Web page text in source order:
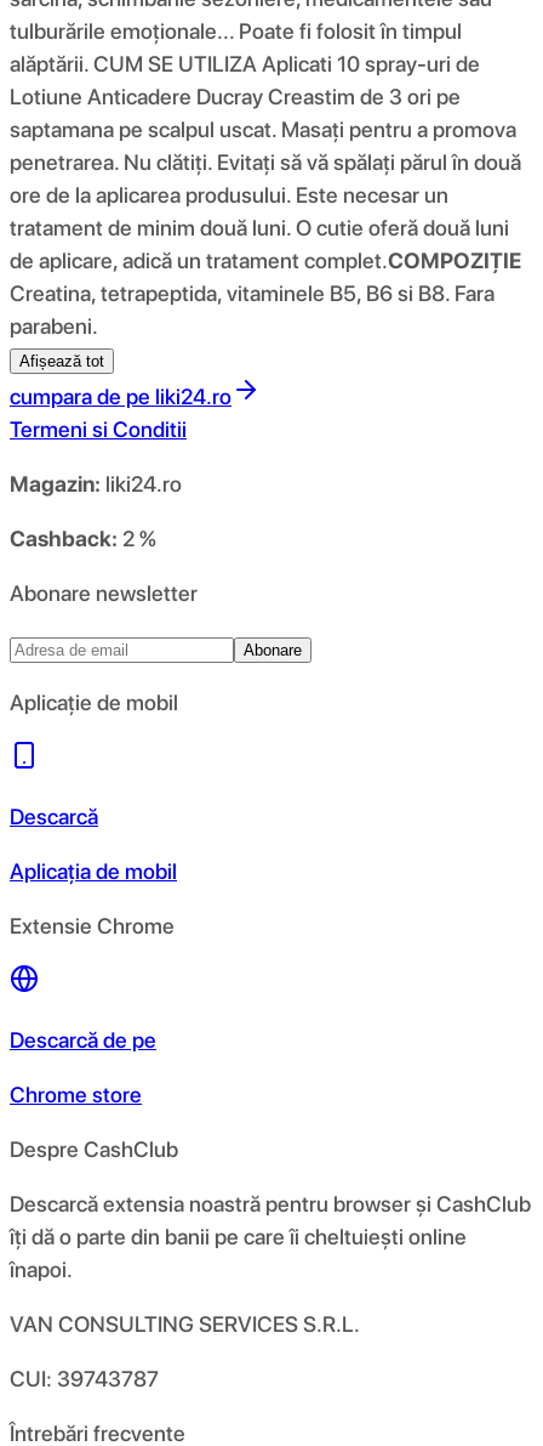
tulburările emoționale... Poate fi folosit în timpul
alăptării. CUM SE UTILIZA Aplicati 10 spray-uri de
Lotiune Anticadere Ducray Creastim de 3 ori pe
saptamana pe scalpul uscat. Masați pentru a promova
penetrarea. Nu clătiți. Evitați să vă spălați părul în două
ore de la aplicarea produsului. Este necesar un
tratament de minim două luni. O cutie oferă două luni
de aplicare, adică un tratament complet.COMPOZIŢIE
Creatina, tetrapeptida, vitaminele B5, B6 si B8. Fara
parabeni.
Afișează tot
cumpara de pe liki24.ro
Termeni si Conditii
Magazin: liki24.ro
Cashback: 2 %
Abonare newsletter
Abonare
Aplicație de mobil
Descarcă
Aplicația de mobil
Extensie Chrome
Descarcă de pe
Chrome store
Despre CashClub
Descarcă extensia noastră pentru browser și CashClub
îți dă o parte din banii pe care îi cheltuiești online
înapoi.
VAN CONSULTING SERVICES S.R.L.
CUI: 39743787
Întrebări frecvente